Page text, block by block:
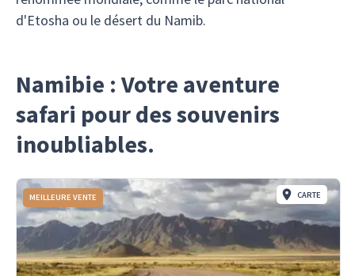
d'Etosha ou le désert du Namib.
Namibie : Votre aventure
safari pour des souvenirs
inoubliables.
MEILLEURE VENTE CARTE